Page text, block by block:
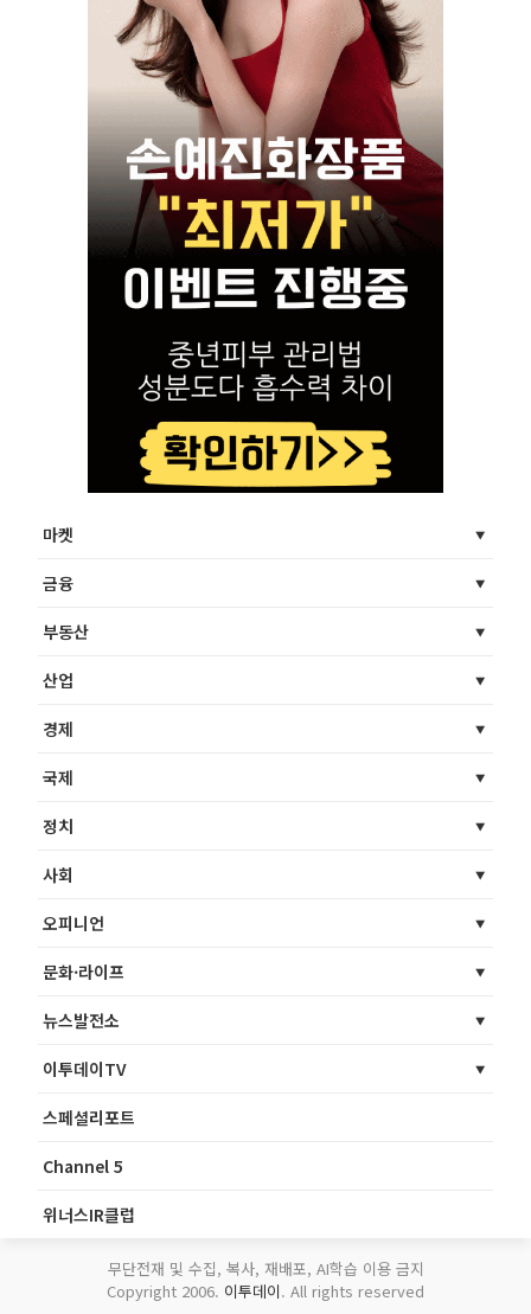
마켓
금융
부동산
산업
경제
국제
정치
사회
오피니언
문화·라이프
뉴스발전소
이투데이TV
스페셜리포트
Channel 5
위너스IR클럽
무단전재 및 수집, 복사, 재배포, AI학습 이용 금지
Copyright 2006. 이투데이. All rights reserved